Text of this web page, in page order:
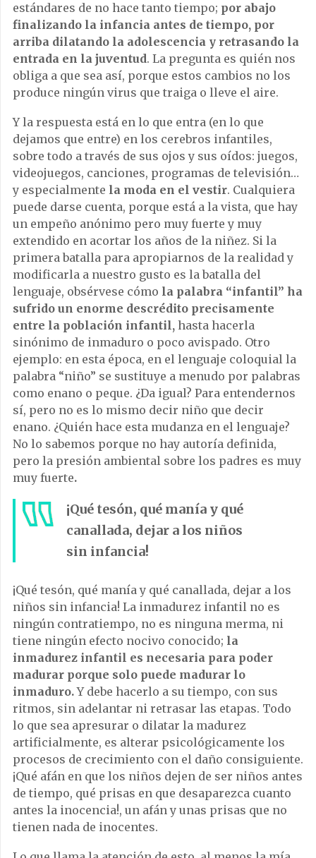
estándares de no hace tanto tiempo; por abajo
finalizando la infancia antes de tiempo, por
arriba dilatando la adolescencia y retrasando la
entrada en la juventud. La pregunta es quién nos
obliga a que sea así, porque estos cambios no los
produce ningún virus que traiga o lleve el aire.
Y la respuesta está en lo que entra (en lo que
dejamos que entre) en los cerebros infantiles,
sobre todo a través de sus ojos y sus oídos: juegos,
videojuegos, canciones, programas de televisión…
y especialmente la moda en el vestir. Cualquiera
puede darse cuenta, porque está a la vista, que hay
un empeño anónimo pero muy fuerte y muy
extendido en acortar los años de la niñez. Si la
primera batalla para apropiarnos de la realidad y
modificarla a nuestro gusto es la batalla del
lenguaje, obsérvese cómo la palabra “infantil” ha
sufrido un enorme descrédito precisamente
entre la población infantil, hasta hacerla
sinónimo de inmaduro o poco avispado. Otro
ejemplo: en esta época, en el lenguaje coloquial la
palabra “niño” se sustituye a menudo por palabras
como enano o peque. ¿Da igual? Para entendernos
sí, pero no es lo mismo decir niño que decir
enano. ¿Quién hace esta mudanza en el lenguaje?
No lo sabemos porque no hay autoría definida,
pero la presión ambiental sobre los padres es muy
muy fuerte.
¡Qué tesón, qué manía y qué
canallada, dejar a los niños
sin infancia!
¡Qué tesón, qué manía y qué canallada, dejar a los
niños sin infancia! La inmadurez infantil no es
ningún contratiempo, no es ninguna merma, ni
tiene ningún efecto nocivo conocido; la
inmadurez infantil es necesaria para poder
madurar porque solo puede madurar lo
inmaduro.Y debe hacerlo a su tiempo, con sus
ritmos, sin adelantar ni retrasar las etapas. Todo
lo que sea apresurar o dilatar la madurez
artificialmente, es alterar psicológicamente los
procesos de crecimiento con el daño consiguiente.
¡Qué afán en que los niños dejen de ser niños antes
de tiempo, qué prisas en que desaparezca cuanto
antes la inocencia!, un afán y unas prisas que no
tienen nada de inocentes.